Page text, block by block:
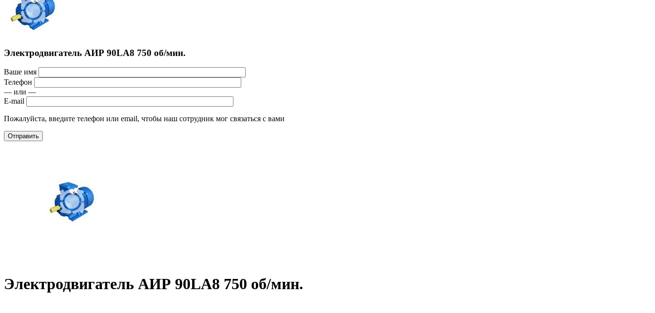
Электродвигатель АИР 90LA8 750 об/мин.
Ваше имя
Телефон
— или —
E-mail
Пожалуйста, введите телефон или email, чтобы наш сотрудник мог связаться с вами
Отправить
Электродвигатель АИР 90LA8 750 об/мин.